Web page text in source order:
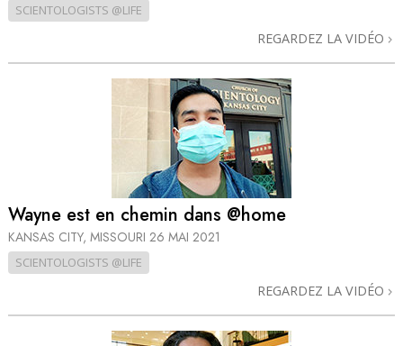
SCIENTOLOGISTS @LIFE
REGARDEZ LA VIDÉO
Wayne est en chemin dans @home
KANSAS CITY, MISSOURI 26 MAI 2021
SCIENTOLOGISTS @LIFE
REGARDEZ LA VIDÉO